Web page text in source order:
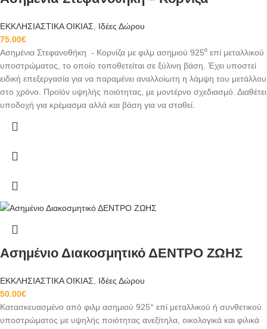
ΕΚΚΛΗΣΙΑΣΤΙΚΑ ΟΙΚΙΑΣ
Ιδέες Δώρου
75.00€
Ασημένια Στεφανοθήκη - Κορνίζα με φιλμ ασημιού 925⁰ επί μεταλλικού
υποστρώματος, το οποίο τοποθετείται σε ξύλινη βάση. Έχει υποστεί
ειδική επεξεργασία για να παραμένει αναλλοίωτη η λάμψη του μετάλλου
στο χρόνο. Προϊόν υψηλής ποιότητας, με μοντέρνο σχεδιασμό. Διαθέτει
υποδοχή για κρέμασμα αλλά και βάση για να σταθεί.
Ασημένιο Διακοσμητικό ΔΕΝΤΡΟ ΖΩΗΣ
ΕΚΚΛΗΣΙΑΣΤΙΚΑ ΟΙΚΙΑΣ
Ιδέες Δώρου
50.00€
Κατασκευασμένο από φιλμ ασημιού 925° επί μεταλλικού ή συνθετικού
υποστρώματος με υψηλής ποιότητας ανεξίτηλα, οικολογικά και φιλικά